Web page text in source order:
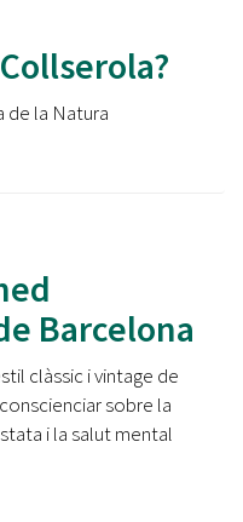
de la Natura
Barcelona
clàssic i vintage de
sobre la
i la salut mental